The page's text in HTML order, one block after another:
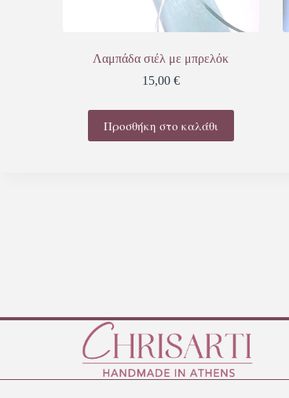
Λαμπάδα σιέλ με μπρελόκ
15,00 €
Προσθήκη στο καλάθι